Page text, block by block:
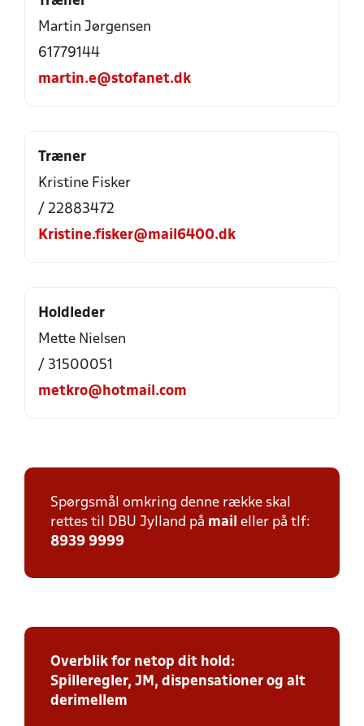
Martin Jørgensen
61779144
martin.e@stofanet.dk
Træner
Kristine Fisker
/ 22883472
Kristine.fisker@mail6400.dk
Holdleder
Mette Nielsen
/ 31500051
metkro@hotmail.com
Spørgsmål omkring denne række skal
rettes til DBU Jylland på mail eller på tlf:
8939 9999
Overblik for netop dit hold:
Spilleregler, JM, dispensationer og alt
derimellem